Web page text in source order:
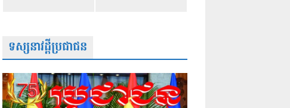
ទស្សនាវដ្តីប្រជាជន